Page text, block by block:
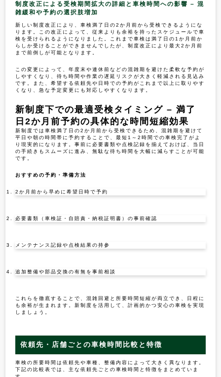
制度改正による受検期間拡大の詳細と車検時間への影響 – 混
雑緩和や予約の選択肢増加
新しい制度改正により、車検満了日の2か月前から受検できるようにな
ります。この改正によって、従来よりも余裕を持ったスケジュールで車
検を受けられるようになりました。これまで車検は満了日の1か月前か
らしか受けることができませんでしたが、制度改正により最大2か月前
まで前倒しが可能となります。
この変更によって、年度末や連休前などの混雑期を避けた柔軟な予約が
しやすくなり、待ち時間や作業の遅延リスクが大きく軽減される見込み
です。また、希望する依頼先や日時での予約がこれまで以上に取りやす
くなり、急な予定変更にも対応しやすくなります。
新制度下での最適受検タイミング – 満了
日2か月前予約の具体的な時間短縮効果
新制度では車検満了日の2か月前から受検できるため、混雑期を避けて
平日や朝の時間帯に予約することで、最短1～2時間での車検完了がよ
り現実的になります。事前に必要書類や点検記録を揃えておけば、当日
の手続きもスムーズに進み、無駄な待ち時間を大幅に減らすことが可能
です。
おすすめの予約・準備方法
2か月前から早めに希望日時で予約
必要書類（車検証・自賠責・納税証明書）の事前確認
メンテナンス記録や点検結果の持参
追加整備や部品交換の有無を事前相談
これらを徹底することで、混雑回避と所要時間短縮が両立でき、日程に
も余裕が生まれます。新制度を活用して、計画的かつ安心の車検を実現
しましょう。
依頼先・店舗ごとの車検時間比較と特徴
車検の所要時間は依頼先や車種、整備内容によって大きく異なります。
下記の比較表では、主な依頼先ごとの車検時間と特徴をまとめていま